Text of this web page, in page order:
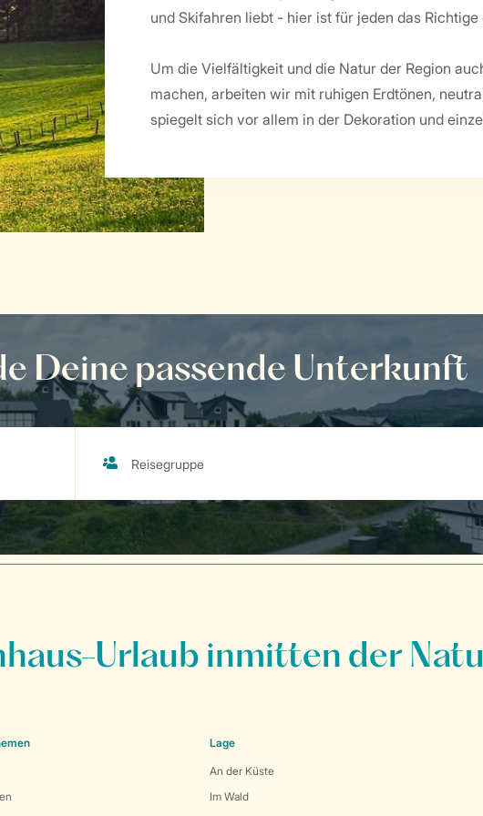
und Skifahren liebt - hier ist für jeden das Richtige
Um die Vielfältigkeit und die Natur der Region
machen, arbeiten wir mit ruhigen Erdtönen,
spiegelt sich vor allem in der Dekoration und
Deine passende Unterkunft
Urlaub inmitten der
Lage
An der Küste
Im Wald